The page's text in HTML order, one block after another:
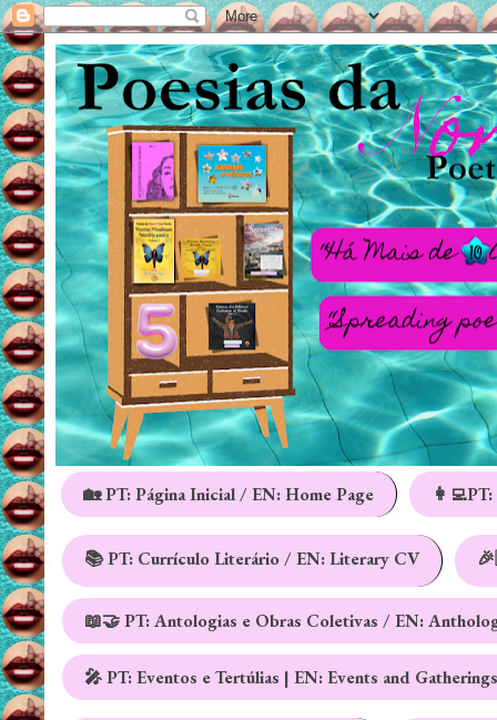
🏡 PT: Página Inicial / EN: Home Page
📚 PT: Currículo Literário / EN: Literary CV
📖🤝 PT: Antologias e Obras Coletivas / EN:
🎤 PT: Eventos e Tertúlias | EN: Events and Gatherings